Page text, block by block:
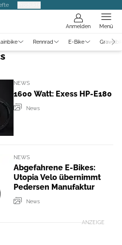
Anmelden Menü
Rennrad E-Bike
NEWS
1600 Watt: Exess HP-E180
News
NEWS
Abgefahrene E-Bikes:
Utopia Velo übernimmt
Pedersen Manufaktur
News
ANZEIGE